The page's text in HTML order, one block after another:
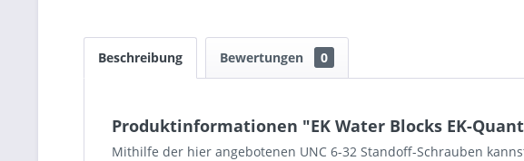
Beschreibung Bewertungen 0
Produktinformationen "EK Water Blocks EK-
Mithilfe der hier angebotenen UNC 6-32 Standoff-Schrauben